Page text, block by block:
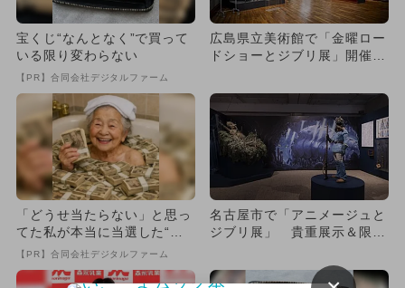
宝くじ“なんとなく”で買って
いる限り変わらない
【PR】合同会社デジタルファーム
広島県立美術館で「金曜ロー
ドショーとジブリ展」開催
「どうせ当たらない」と思っ
てた私が本当に当選した“買
い方”がこれ
【PR】合同会社デジタルファーム
名古屋市で「アニメージュと
ジブリ展」 貴重展示＆限定